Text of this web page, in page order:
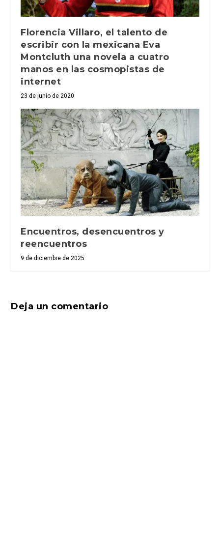
Florencia Villaro, el talento de
escribir con la mexicana Eva
Montcluth una novela a cuatro
manos en las cosmopistas de
internet
23 de junio de 2020
Encuentros, desencuentros y
reencuentros
9 de diciembre de 2025
Deja un comentario